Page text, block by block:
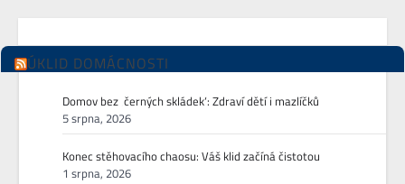
ÚKLID DOMÁCNOSTI
Domov bez ‚černých skládek‘: Zdraví dětí i mazlíčků
5 srpna, 2026
Konec stěhovacího chaosu: Váš klid začíná čistotou
1 srpna, 2026